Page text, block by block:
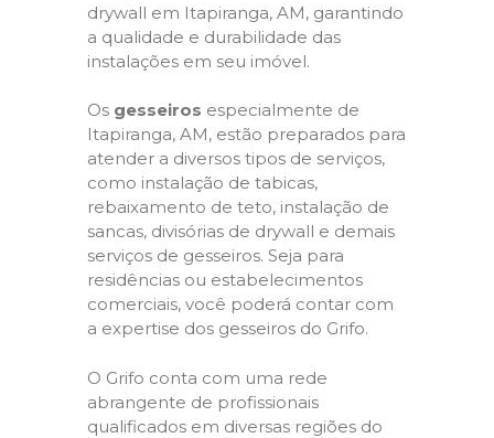
drywall em Itapiranga, AM, garantindo
a qualidade e durabilidade das
instalações em seu imóvel.
Os gesseiros especialmente de
Itapiranga, AM, estão preparados para
atender a diversos tipos de serviços,
como instalação de tabicas,
rebaixamento de teto, instalação de
sancas, divisórias de drywall e demais
serviços de gesseiros. Seja para
residências ou estabelecimentos
comerciais, você poderá contar com
a expertise dos gesseiros do Grifo.
O Grifo conta com uma rede
abrangente de profissionais
qualificados em diversas regiões do